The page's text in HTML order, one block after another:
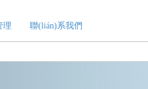
理 聯(lián)系我們